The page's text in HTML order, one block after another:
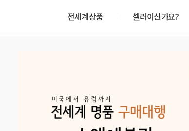
전세계상품 셀러이신가요?